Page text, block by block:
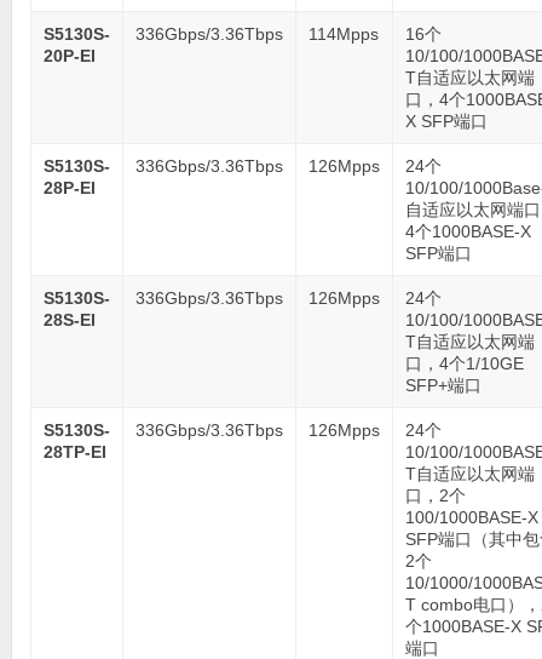
S5130S-
20P-EI
336Gbps/3.36Tbps 114Mpps
16个
10/100/
T自适应以太网端
口，4个
X SFP端口
S5130S-
28P-EI
336Gbps/3.36Tbps 126Mpps
24个
10/100/
自适应以太网端
4个1000BASE-X
SFP端口
S5130S-
28S-EI
336Gbps/3.36Tbps 126Mpps
24个
10/100/
T自适应以太网端
口，4个1/10GE
SFP+端口
S5130S-
28TP-EI
336Gbps/3.36Tbps 126Mpps
24个
10/100/
T自适应以太网端
口，2个
100/1000BASE-X
SFP端口（其中
2个
10/1000/
T combo电口）
个1000BASE-X
端口